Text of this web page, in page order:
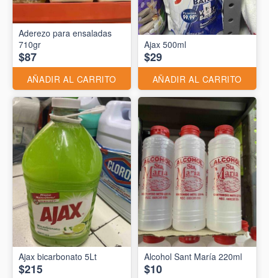
Aderezo para ensaladas
710gr
$87
AÑADIR AL CARRITO
Ajax 500ml
$29
AÑADIR AL CARRITO
Ajax bicarbonato 5Lt
$215
Alcohol Sant María 220ml
$10